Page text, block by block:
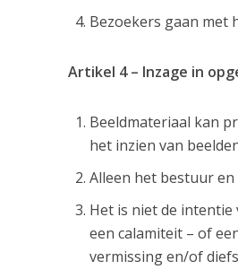
Bezoekers gaan met
Artikel 4 – Inzage in
Beeldmateriaal kan
het inzien van
Alleen het bestuur
Het is niet de
een calamiteit – of
vermissing en/of